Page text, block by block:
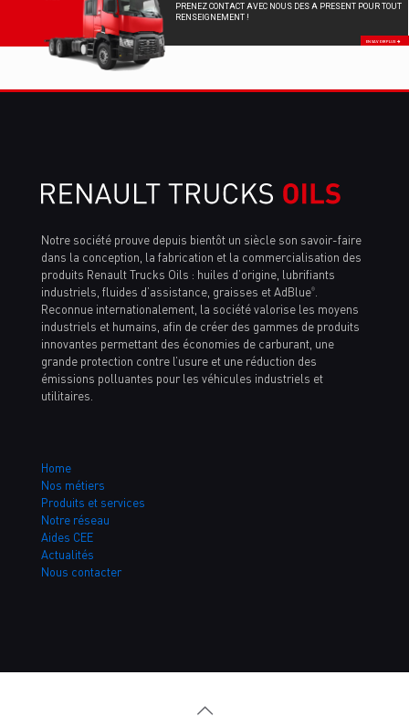
PRENEZ CONTACT AVEC NOUS DES A PRESENT POUR TOUT
RENSEIGNEMENT !
EN SAVOIR PLUS
Notre société prouve depuis bientôt un siècle son savoir-faire
dans la conception, la fabrication et la commercialisation des
produits Renault Trucks Oils : huiles d’origine, lubrifiants
industriels, fluides d’assistance, graisses et AdBlue®
Reconnue internationalement, la société valorise les moyens
industriels et humains, afin de créer des gammes de produits
innovantes permettant des économies de carburant, une
grande protection contre l’usure et une réduction des
émissions polluantes pour les véhicules industriels et
utilitaires.
Home
Nos métiers
Produits et services
Notre réseau
Aides CEE
Actualités
Nous contacter